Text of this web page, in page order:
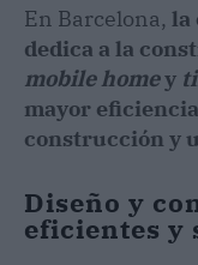
En Barcelona, la
dedica a la
mobile homey
mayor
construcción y
Diseño y
eficientes y